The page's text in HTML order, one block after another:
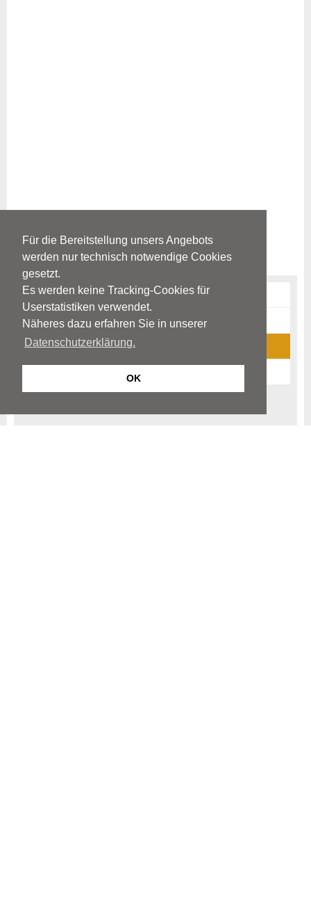
Für die Bereitstellung unsers Angebots
werden nur technisch notwendige Cookies
gesetzt.
Es werden keine Tracking-Cookies für
Userstatistiken verwendet.
Näheres dazu erfahren Sie in unserer
Datenschutzerklärung.
OK
Erkrankungen
Diagnostik
News-Archiv